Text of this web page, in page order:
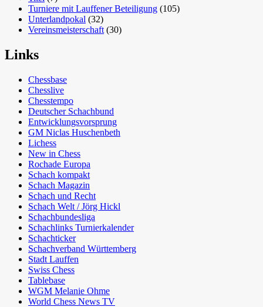
Turniere mit Lauffener Beteiligung (105)
Unterlandpokal (32)
Vereinsmeisterschaft (30)
Links
Chessbase
Chesslive
Chesstempo
Deutscher Schachbund
Entwicklungsvorsprung
GM Niclas Huschenbeth
Lichess
New in Chess
Rochade Europa
Schach kompakt
Schach Magazin
Schach und Recht
Schach Welt / Jörg Hickl
Schachbundesliga
Schachlinks Turnierkalender
Schachticker
Schachverband Württemberg
Stadt Lauffen
Swiss Chess
Tablebase
WGM Melanie Ohme
World Chess News TV